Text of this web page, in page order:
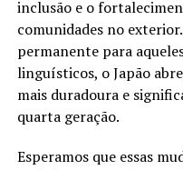
inclusão e o
comunidades no
permanente para
linguísticos, o Japão
mais duradoura e
quarta geração.
Esperamos que essas